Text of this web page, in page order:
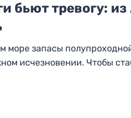
бьют тревогу:
море запасы
исчезновении. Чтобы